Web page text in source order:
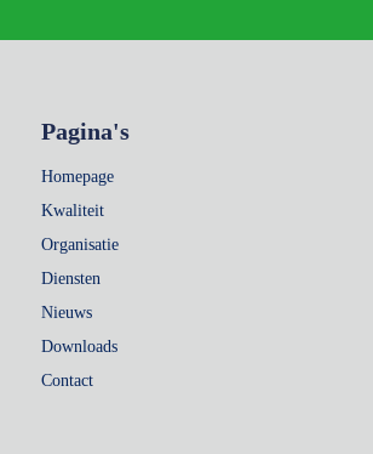
Pagina's
Homepage
Kwaliteit
Organisatie
Diensten
Nieuws
Downloads
Contact